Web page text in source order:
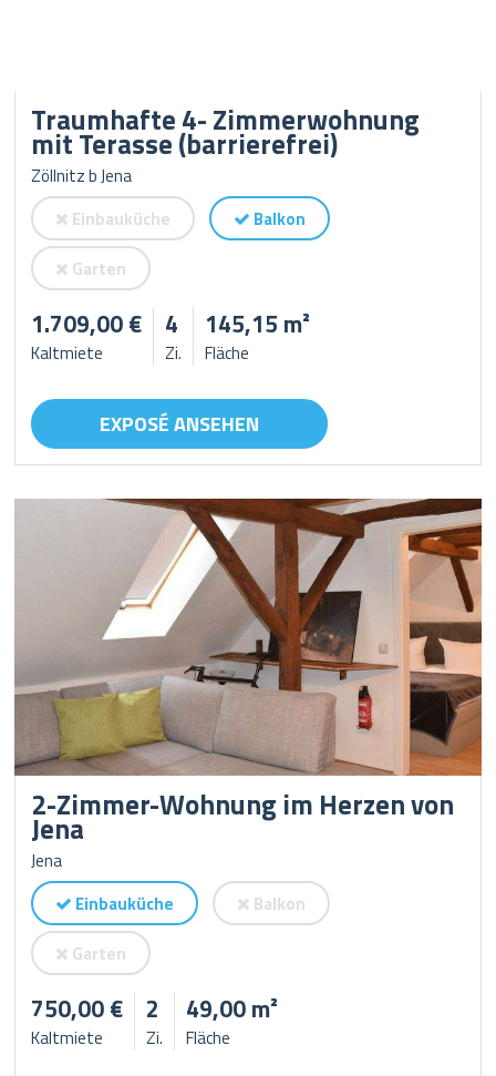
Traumhafte 4- Zimmerwohnung
mit Terasse (barrierefrei)
Zöllnitz b Jena
Einbauküche
Balkon
Garten
1.709,00 €
Kaltmiete
4
Zi.
145,15 m²
Fläche
EXPOSÉ ANSEHEN
2-Zimmer-Wohnung im Herzen von
Jena
Jena
Einbauküche
Balkon
Garten
750,00 €
Kaltmiete
2
Zi.
49,00 m²
Fläche